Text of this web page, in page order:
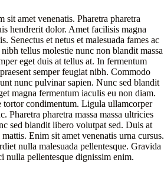
sit amet venenatis. Pharetra pharetra
hendrerit dolor. Amet facilisis magna
Senectus et netus et malesuada fames ac
tellus molestie nunc non blandit massa
eget duis at tellus at. In fermentum
semper feugiat nibh. Commodo
nunc pulvinar sapien. Nunc sed blandit
magna fermentum iaculis eu non diam.
tortor condimentum. Ligula ullamcorper
Pharetra pharetra massa massa ultricies
sed blandit libero volutpat sed. Duis at
Enim sit amet venenatis urna cursus.
nulla malesuada pellentesque. Gravida
nulla pellentesque dignissim enim.